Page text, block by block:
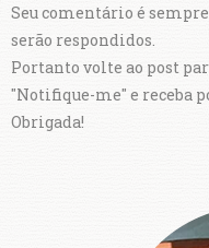
Seu comentário é
serão respondidos.
Portanto volte ao post
"Notifique-me" e receba
Obrigada!